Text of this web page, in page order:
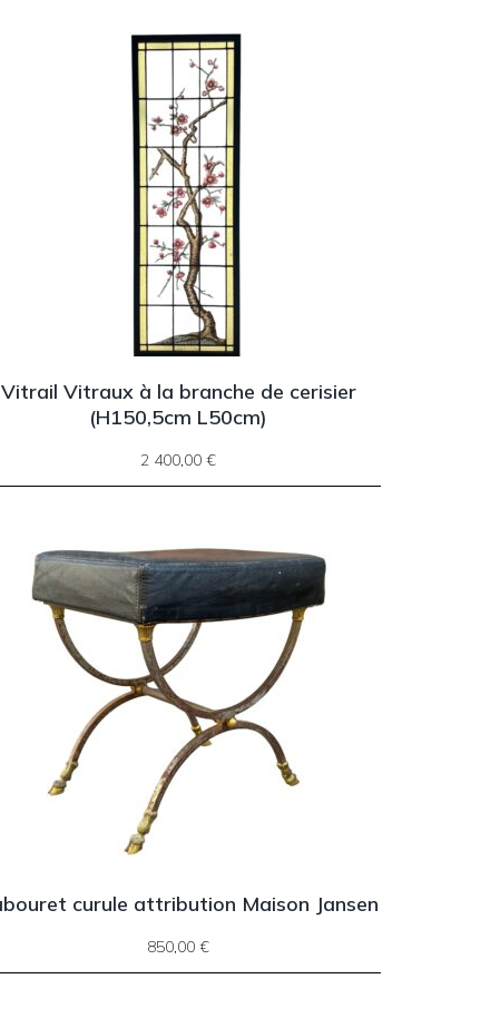
Vitrail Vitraux à la branche de cerisier
(H150,5cm L50cm)
2 400,00€
curule attribution Maison Jansen
850,00€